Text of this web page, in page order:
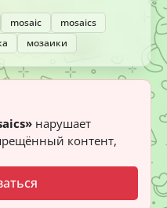
mosaic
mosaics
мозаики
нарушает
контент,